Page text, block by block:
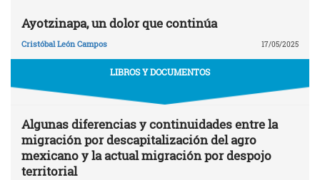
Ayotzinapa, un dolor que continúa
Cristóbal León Campos 17/05/2025
LIBROS Y DOCUMENTOS
Algunas diferencias y continuidades entre la
migración por descapitalización del agro
mexicano y la actual migración por despojo
territorial